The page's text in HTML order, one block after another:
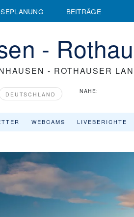
BEITRÄGE
-
- ROTHAUSER
DEUTSCHLAND NAHE:
WEBCAMS LIVEBERICHTE